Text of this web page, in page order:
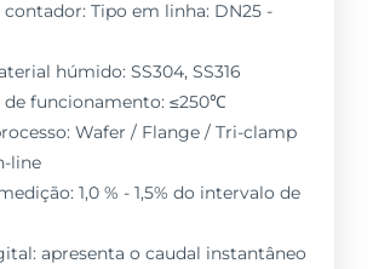
Tipo em linha: DN25 -
húmido: SS304, SS316
de funcionamento: ≤250℃
Wafer / Flange / Tri-clamp
line
1,0 % - 1,5% do intervalo de
apresenta o caudal instantâneo